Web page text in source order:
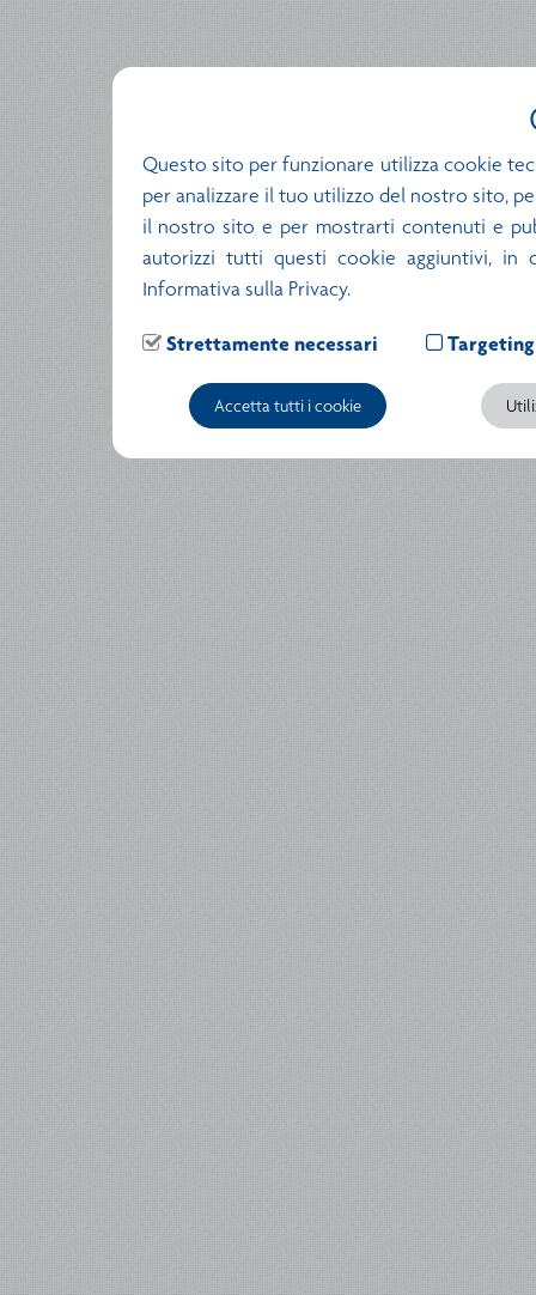
Questo sito per funzionare utilizza cookie
per analizzare il tuo utilizzo del nostro sito,
il nostro sito e per mostrarti contenuti e
autorizzi tutti questi cookie aggiuntivi, in
Informativa sulla Privacy.
Strettamente necessari Targeting
Accetta tutti i cookie